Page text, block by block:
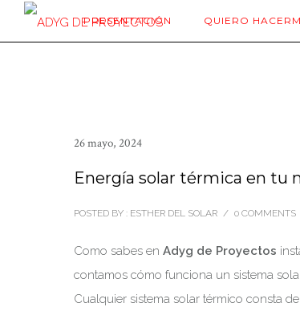
PRESENTACIÓN QUIERO
26 mayo, 2024
Energía solar térmica en tu
POSTED BY : ESTHER DEL SOLAR / 0 COMMENTS
Como sabes en Adyg de Proyectos
contamos cómo funciona un sistema
Cualquier sistema solar térmico consta